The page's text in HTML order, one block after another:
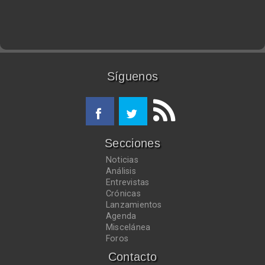
Síguenos
Secciones
Noticias
Análisis
Entrevistas
Crónicas
Lanzamientos
Agenda
Miscelánea
Foros
Contacto